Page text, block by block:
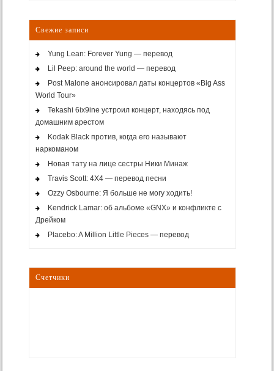
Свежие записи
Yung Lean: Forever Yung — перевод
Lil Peep: around the world — перевод
Post Malone анонсировал даты концертов «Big Ass
World Tour»
Tekashi 6ix9ine устроил концерт, находясь под
домашним арестом
Kodak Black против, когда его называют
наркоманом
Новая тату на лице сестры Ники Минаж
Travis Scott: 4X4 — перевод песни
Ozzy Osbourne: Я больше не могу ходить!
Kendrick Lamar: об альбоме «GNX» и конфликте с
Дрейком
Placebo: A Million Little Pieces — перевод
Счетчики